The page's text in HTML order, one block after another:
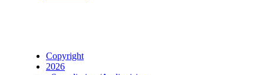
Copyright
2026